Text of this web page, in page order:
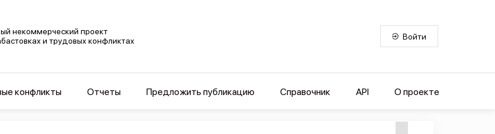
некоммерческий проект
и трудовых конфликтах
Войти
конфликты Отчеты Предложить публикацию Справочник API О проекте